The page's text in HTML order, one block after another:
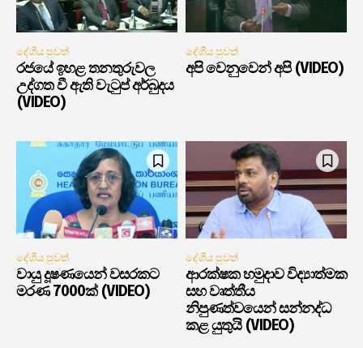
දේශීය පුවත්
රජයේ ඉහළ තනතුරුවල
උද්ගත වී ඇති වැටුප් අර්බුදය
(VIDEO)
දේශීය පුවත්
අපි වෙනුවෙන් අපි (VIDEO)
දේශීය පුවත්
වායු දූෂණයෙන් වසරකට
මරණ 7000ක් (VIDEO)
දේශීය පුවත්
ආරක්ෂක හමුදාව විද්‍යාත්මක
සහ වෘත්තීය
නිපුණත්වයෙන් සන්නද්ධ
කළ යුතුයි (VIDEO)